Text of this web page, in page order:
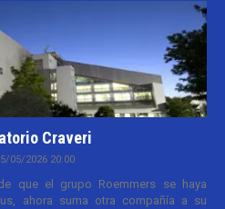
Craveri
05/2026 20:00
que el grupo Roemmers se haya
ahora suma otra compañía a su